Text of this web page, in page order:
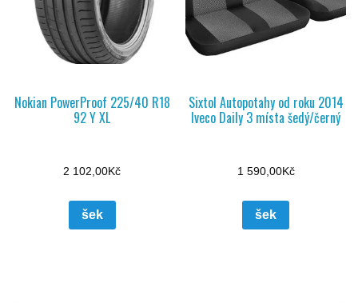
Nokian PowerProof 225/40 R18
92 Y XL
2 102,00Kč
šek
Sixtol Autopotahy od roku 2014
Iveco Daily 3 místa šedý/černý
1 590,00Kč
šek